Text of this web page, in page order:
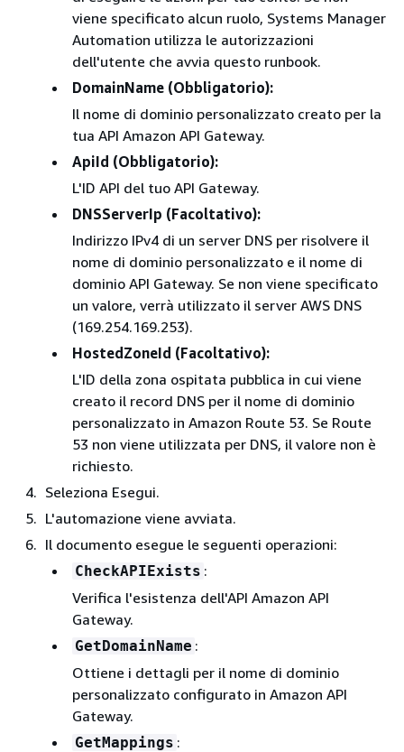
viene specificato alcun ruolo, Systems Manager
Automation utilizza le autorizzazioni
dell'utente che avvia questo runbook.
DomainName (Obbligatorio):
Il nome di dominio personalizzato creato per la
tua API Amazon API Gateway.
ApiId (Obbligatorio):
L'ID API del tuo API Gateway.
DNSServerIp (Facoltativo):
Indirizzo IPv4 di un server DNS per risolvere il
nome di dominio personalizzato e il nome di
dominio API Gateway. Se non viene specificato
un valore, verrà utilizzato il server AWS DNS
(169.254.169.253).
HostedZoneId (Facoltativo):
L'ID della zona ospitata pubblica in cui viene
creato il record DNS per il nome di dominio
personalizzato in Amazon Route 53. Se Route
53 non viene utilizzata per DNS, il valore non è
richiesto.
Seleziona Esegui.
L'automazione viene avviata.
Il documento esegue le seguenti operazioni:
CheckAPIExists :
Verifica l'esistenza dell'API Amazon API
Gateway.
GetDomainName :
Ottiene i dettagli per il nome di dominio
personalizzato configurato in Amazon API
Gateway.
GetMappings :